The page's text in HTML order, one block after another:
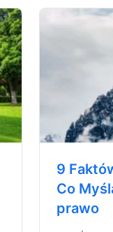
9
Co
prawo